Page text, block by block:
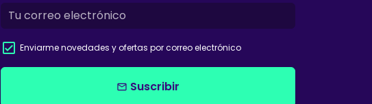
Enviarme novedades y ofertas por correo electrónico
email Suscribir